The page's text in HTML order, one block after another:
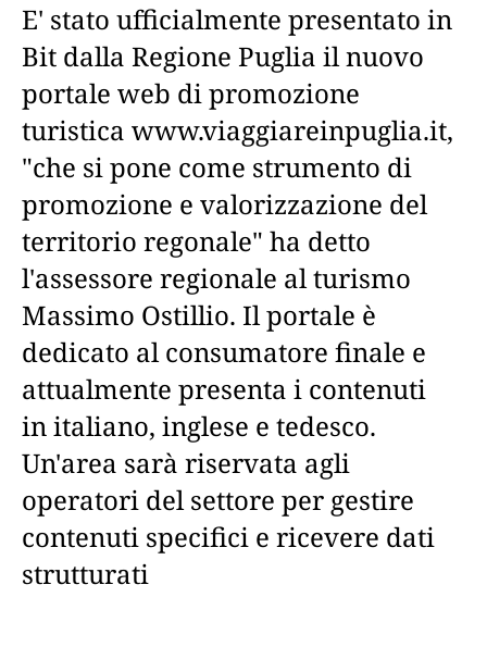
E' stato ufficialmente presentato in
Bit dalla Regione Puglia il nuovo
portale web di promozione
turistica www.viaggiareinpuglia.it,
"che si pone come strumento di
promozione e valorizzazione del
territorio regonale" ha detto
l'assessore regionale al turismo
Massimo Ostillio. Il portale è
dedicato al consumatore finale e
attualmente presenta i contenuti
in italiano, inglese e tedesco.
Un'area sarà riservata agli
operatori del settore per gestire
contenuti specifici e ricevere dati
strutturati